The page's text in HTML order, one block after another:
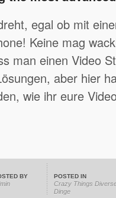
egal ob mit
Keine mag
man einen Video
aber hier
wie ihr eure
BY POSTED IN
Crazy Things
Dinge